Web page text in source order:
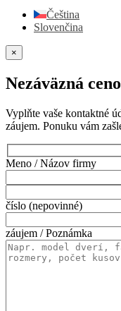
Čeština
Slovenčina
×
Nezáväzná
Vyplňte vaše kontaktné
záujem. Ponuku vám
Meno / Názov firmy
číslo (nepovinné)
záujem / Poznámka